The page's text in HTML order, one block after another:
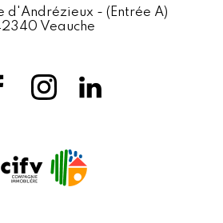
d'Andrézieux - (Entrée A)
Veauche